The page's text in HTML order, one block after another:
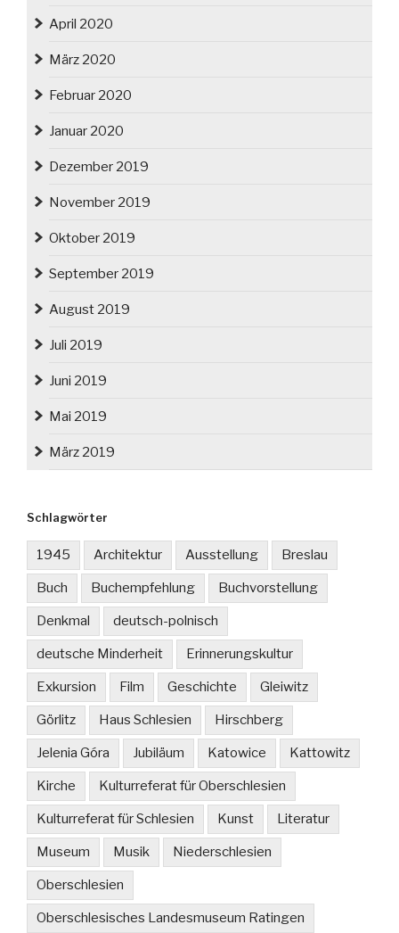
April 2020
März 2020
Februar 2020
Januar 2020
Dezember 2019
November 2019
Oktober 2019
September 2019
August 2019
Juli 2019
Juni 2019
Mai 2019
März 2019
Schlagwörter
1945 Architektur Ausstellung Breslau
Buch Buchempfehlung Buchvorstellung
Denkmal deutsch-polnisch
deutsche Minderheit Erinnerungskultur
Exkursion Film Geschichte Gleiwitz
Görlitz Haus Schlesien Hirschberg
Jelenia Góra Jubiläum Katowice Kattowitz
Kirche Kulturreferat für Oberschlesien
Kulturreferat für Schlesien Kunst Literatur
Museum Musik Niederschlesien
Oberschlesien
Oberschlesisches Landesmuseum Ratingen